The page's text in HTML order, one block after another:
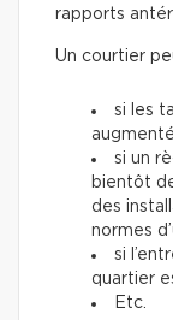
rapports
Un courtier
si les
si un
bientôt
des
normes
si
quartier
Etc.